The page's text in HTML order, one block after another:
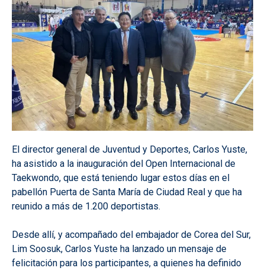
El director general de Juventud y Deportes, Carlos Yuste,
ha asistido a la inauguración del Open Internacional de
Taekwondo, que está teniendo lugar estos días en el
pabellón Puerta de Santa María de Ciudad Real y que ha
reunido a más de 1.200 deportistas.
Desde allí, y acompañado del embajador de Corea del Sur,
Lim Soosuk, Carlos Yuste ha lanzado un mensaje de
felicitación para los participantes, a quienes ha definido